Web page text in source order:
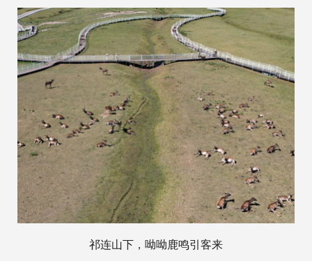
祁连山下，呦呦鹿鸣引客来